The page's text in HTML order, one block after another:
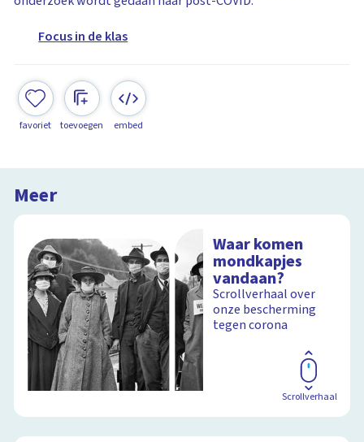
Focus in de klas
favoriet toevoegen embed
Meer
Waar komen
mondkapjes
vandaan?
Scrollverhaal over
onze bescherming
tegen corona
Scrollverhaal